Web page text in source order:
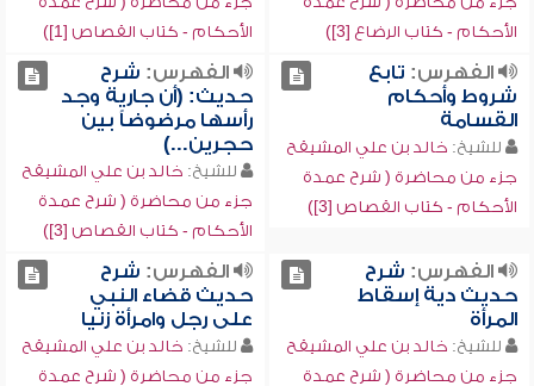
الأحكام - كتاب الرضاع [3])
الأحكام - كتاب القصاص [1])
الفهرس: تابع
شروط وأحكام
القسامة
للشيخ: خالد بن علي المشيقح
جزء من محاضرة ( شرح عمدة
الأحكام - كتاب القصاص [3])
الفهرس: شرح
حديث: (أن جارية وجد
رأسها مرضوضاً بين
حجرين...)
للشيخ: خالد بن علي المشيقح
جزء من محاضرة ( شرح عمدة
الأحكام - كتاب القصاص [3])
الفهرس: شرح
حديث دية إسقاط
المرأة
للشيخ: خالد بن علي المشيقح
جزء من محاضرة ( شرح عمدة
الفهرس: شرح
حديث قضاء النبي
على رجل وامرأة زنيا
للشيخ: خالد بن علي المشيقح
جزء من محاضرة ( شرح عمدة